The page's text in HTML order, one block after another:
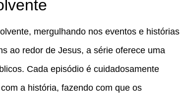
mergulhando nos eventos e histórias
ao redor de Jesus, a série oferece uma
Cada episódio é cuidadosamente
a história, fazendo com que os